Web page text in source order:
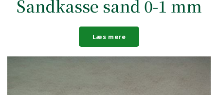
Sandkasse sand 0-1 mm
Læs mere